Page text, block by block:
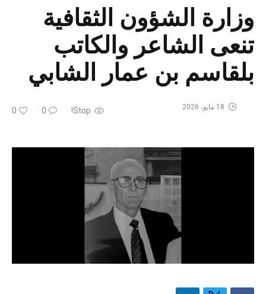
وزارة الشؤون الثقافية
تنعى الشاعر والكاتب
بلقاسم بن عمار الشابي
Stop!
0
0 18 مايو، 2026